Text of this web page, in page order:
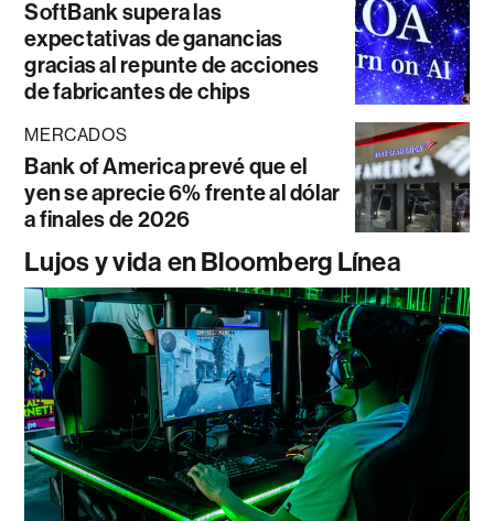
SoftBank supera las
expectativas de ganancias
gracias al repunte de acciones
de fabricantes de chips
MERCADOS
Bank of America prevé que el
yen se aprecie 6% frente al dólar
a finales de 2026
Lujos y vida en Bloomberg Línea